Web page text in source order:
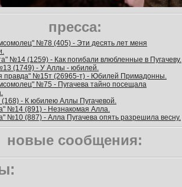
пресса:
№78 (405) - Эти десять лет меня
№14 (1259) - Как погибали влюбленные в Пугачеву.
(1749) - У Аллы - юбилей.
правда" №15т (26965-т) - Юбилей Примадонны.
№75 - Пугачева тайно посещала
- К юбилею Аллы Пугачевой.
№14 (891) - Незнакомая Алла.
№10 (887) - Алла Пугачева опять разрешила весну.
новые сообщения: